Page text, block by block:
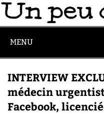
MENU
INTERVIEW
médecin
Facebook,